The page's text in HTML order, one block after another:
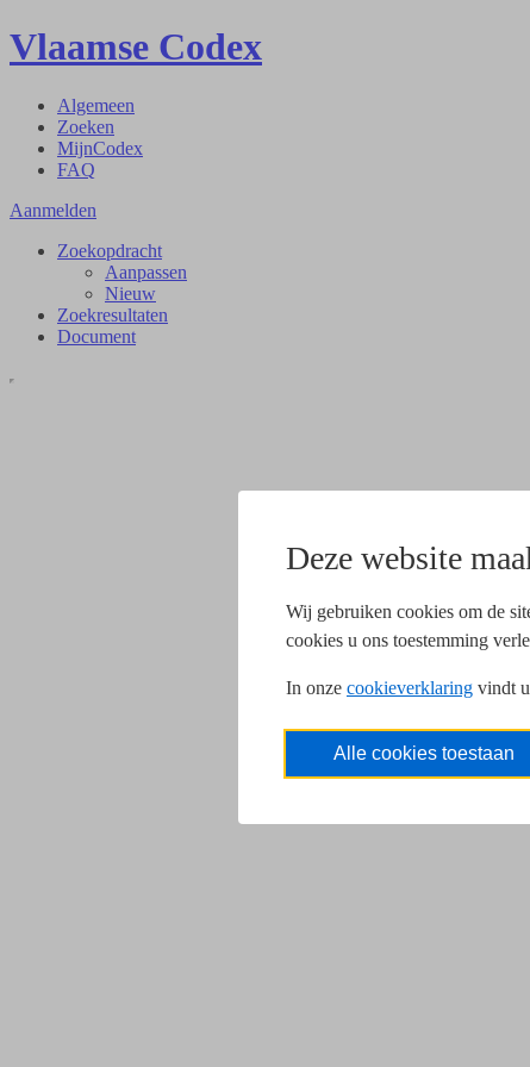
Deze website
Wij gebruiken cookies om de
cookies u ons toestemming
In onze cookieverklaring vindt
Alle cookies toestaan
Vlaamse Codex
Algemeen
Zoeken
MijnCodex
FAQ
Aanmelden
Zoekopdracht
Aanpassen
Nieuw
Zoekresultaten
Document